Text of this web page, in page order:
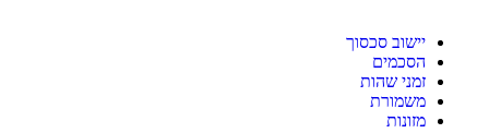
יישוב סכסוך
הסכמים
זמני שהות
משמורת
מזונות